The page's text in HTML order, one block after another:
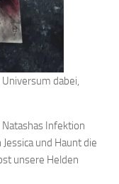
dabei,
Infektion
und Haunt die
unsere Helden